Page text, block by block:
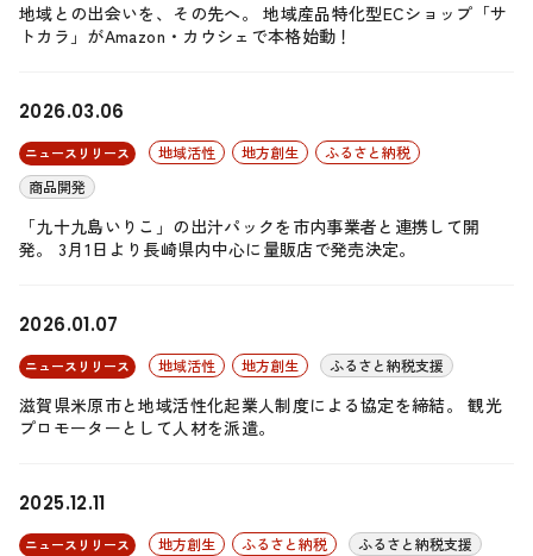
地域との出会いを、その先へ。 地域産品特化型ECショップ「サ
トカラ」がAmazon・カウシェで本格始動！
2026.03.06
ニュースリリース 地域活性 地方創生
ふるさと納税
商品開発
「九十九島いりこ」の出汁パックを市内事業者と連携して開
発。 3月1日より長崎県内中心に量販店で発売決定。
2026.01.07
ニュースリリース 地域活性 地方創生 ふるさと納税支援
滋賀県米原市と地域活性化起業人制度による協定を締結。 観光
プロモーターとして人材を派遣。
2025.12.11
ニュースリリース 地方創生 ふるさと納税 ふるさと納税支援